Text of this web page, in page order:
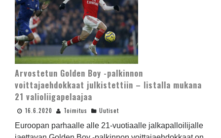
Arvostetun Golden Boy -palkinnon
voittajaehdokkaat julkistettiin – listalla mukana
21 valioliigapelaajaa
16.6.2020 Toimitus Uutiset
Euroopan parhaalle alle 21-vuotiaalle jalkapalloilijalle